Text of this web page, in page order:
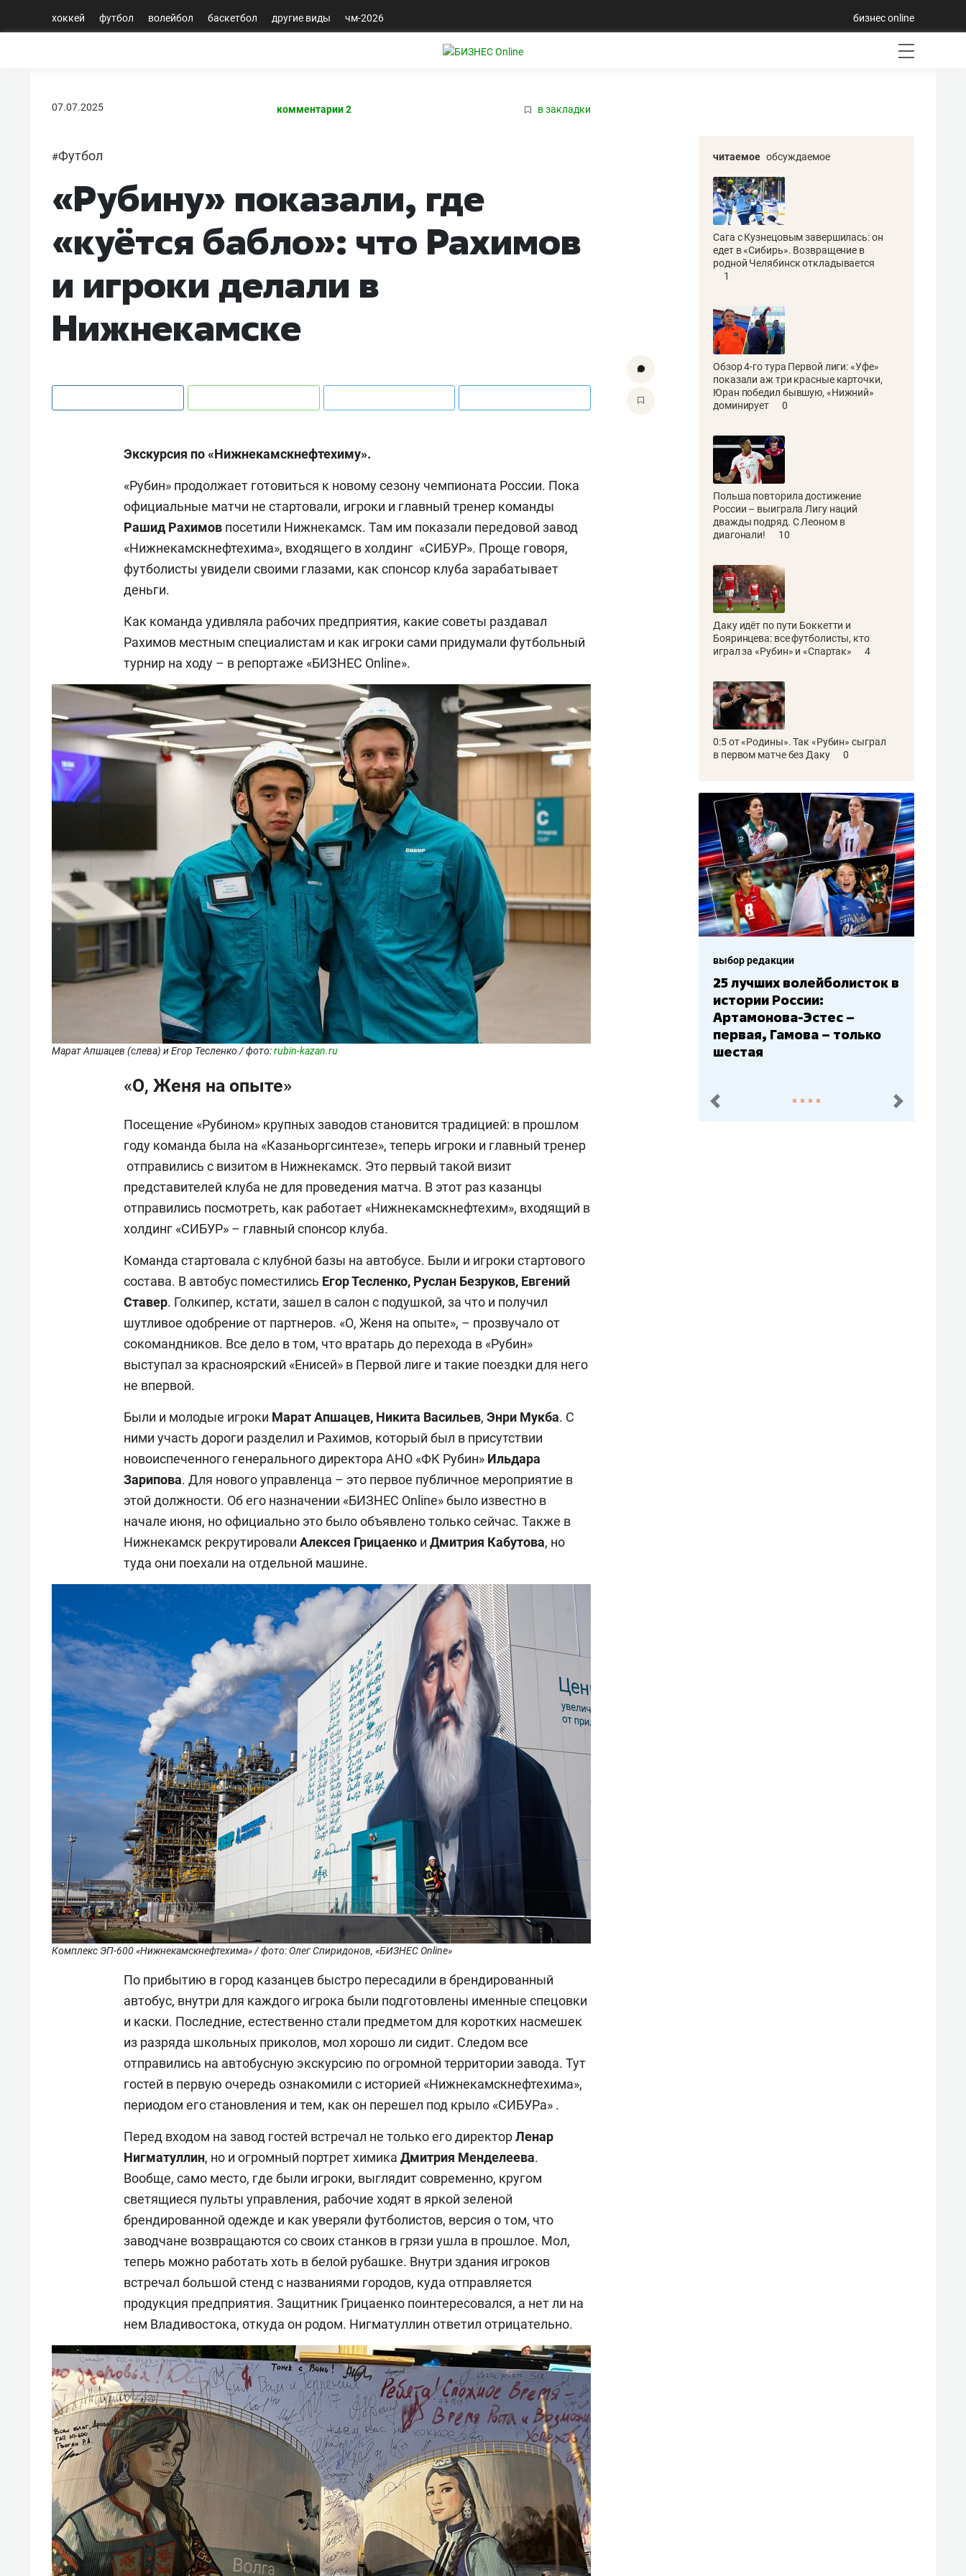
хоккей футбол волейбол баскетбол другие виды чм-2026 бизнес online
07.07.2025 комментарии 2 в закладки
#Футбол
«Рубину» показали, где
«куётся бабло»: что Рахимов
и игроки делали в
Нижнекамске
Экскурсия по «Нижнекамскнефтехиму».
«Рубин» продолжает готовиться к новому сезону чемпионата России. Пока
официальные матчи не стартовали, игроки и главный тренер команды
Рашид Рахимов посетили Нижнекамск. Там им показали передовой завод
«Нижнекамскнефтехима», входящего в холдинг «СИБУР». Проще говоря,
футболисты увидели своими глазами, как спонсор клуба зарабатывает
деньги.
Как команда удивляла рабочих предприятия, какие советы раздавал
Рахимов местным специалистам и как игроки сами придумали футбольный
турнир на ходу – в репортаже «БИЗНЕС Online».
Марат Апшацев (слева) и Егор Тесленко / фото:rubin-kazan.ru
«О, Женя на опыте»
Посещение «Рубином» крупных заводов становится традицией: в прошлом
году команда была на «Казаньоргсинтезе», теперь игроки и главный тренер
отправились с визитом в Нижнекамск. Это первый такой визит
представителей клуба не для проведения матча. В этот раз казанцы
отправились посмотреть, как работает «Нижнекамскнефтехим», входящий в
холдинг «СИБУР» – главный спонсор клуба.
Команда стартовала с клубной базы на автобусе. Были и игроки стартового
состава. В автобус поместились Егор Тесленко, Руслан Безруков, Евгений
Ставер. Голкипер, кстати, зашел в салон с подушкой, за что и получил
шутливое одобрение от партнеров. «О, Женя на опыте», – прозвучало от
сокомандников. Все дело в том, что вратарь до перехода в «Рубин»
выступал за красноярский «Енисей» в Первой лиге и такие поездки для него
не впервой.
Были и молодые игроки Марат Апшацев, Никита Васильев, Энри Мукба. С
ними участь дороги разделил и Рахимов, который был в присутствии
новоиспеченного генерального директора АНО «ФК Рубин» Ильдара
Зарипова. Для нового управленца – это первое публичное мероприятие в
этой должности. Об его назначении «БИЗНЕС Online» было известно в
начале июня, но официально это было объявлено только сейчас. Также в
Нижнекамск рекрутировали Алексея Грицаенко и Дмитрия Кабутова, но
туда они поехали на отдельной машине.
Комплекс ЭП-600 «Нижнекамскнефтехима» / фото: Олег Спиридонов, «БИЗНЕС Online»
По прибытию в город казанцев быстро пересадили в брендированный
автобус, внутри для каждого игрока были подготовлены именные спецовки
и каски. Последние, естественно стали предметом для коротких насмешек
из разряда школьных приколов, мол хорошо ли сидит. Следом все
отправились на автобусную экскурсию по огромной территории завода. Тут
гостей в первую очередь ознакомили с историей «Нижнекамскнефтехима»,
периодом его становления и тем, как он перешел под крыло «СИБУРа» .
Перед входом на завод гостей встречал не только его директорЛенар
Нигматуллин, но и огромный портрет химика Дмитрия Менделеева.
Вообще, само место, где были игроки, выглядит современно, кругом
светящиеся пульты управления, рабочие ходят в яркой зеленой
брендированной одежде и как уверяли футболистов, версия о том, что
заводчане возвращаются со своих станков в грязи ушла в прошлое. Мол,
теперь можно работать хоть в белой рубашке. Внутри здания игроков
встречал большой стенд с названиями городов, куда отправляется
продукция предприятия. Защитник Грицаенко поинтересовался, а нет ли на
нем Владивостока, откуда он родом. Нигматуллин ответил отрицательно.
читаемое обсуждаемое
Сага с Кузнецовым завершилась: он
едет в «Сибирь». Возвращение в
родной Челябинск откладывается
1
Обзор 4-го тура Первой лиги: «Уфе»
показали аж три красные карточки,
Юран победил бывшую, «Нижний»
доминирует
0
Польша повторила достижение
России – выиграла Лигу наций
дважды подряд. С Леоном в
диагонали!
10
Даку идёт по пути Боккетти и
Бояринцева: все футболисты, кто
играл за «Рубин» и «Спартак»
4
0:5 от «Родины». Так «Рубин» сыграл
в первом матче без Даку
0
выбор редакции
Бюджеты клубов КХЛ: СКА
– главный мажор, «Ак
Барс» – второй, «Салават
Юлаев» – середняк
пред. след.